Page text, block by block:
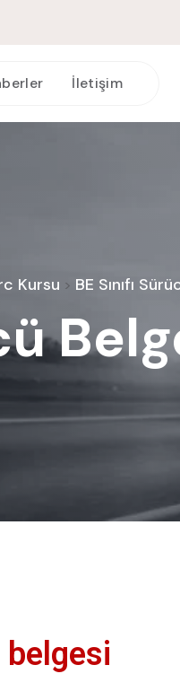
İletişim
Kursu > BE Sınıfı
belgesi